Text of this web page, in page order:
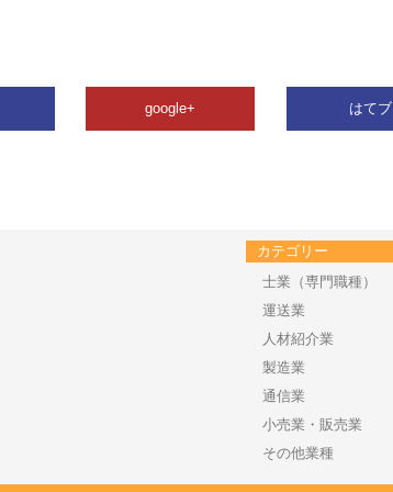
google+ はてブ
カテゴリー
士業（専門職種）
運送業
人材紹介業
製造業
通信業
小売業・販売業
その他業種